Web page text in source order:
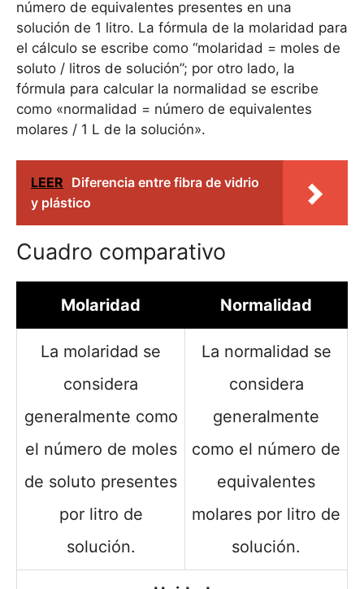
número de equivalentes presentes en una
solución de 1 litro. La fórmula de la molaridad para
el cálculo se escribe como “molaridad = moles de
soluto / litros de solución”; por otro lado, la
fórmula para calcular la normalidad se escribe
como «normalidad = número de equivalentes
molares / 1 L de la solución».
LEER Diferencia entre fibra de vidrio
y plástico
Cuadro comparativo
Molaridad Normalidad
La molaridad se
considera
generalmente como
el número de moles
de soluto presentes
por litro de
solución.
La normalidad se
considera
generalmente
como el número de
equivalentes
molares por litro de
solución.